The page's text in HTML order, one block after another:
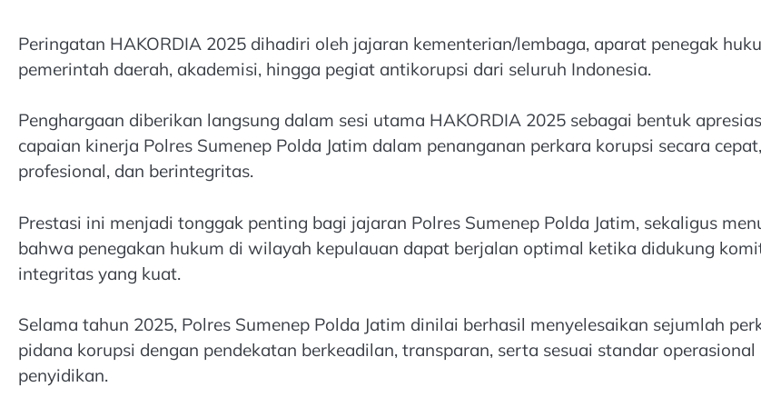
Peringatan HAKORDIA 2025 dihadiri oleh jajaran kementerian/lembaga, aparat penegak
pemerintah daerah, akademisi, hingga pegiat antikorupsi dari seluruh Indonesia.
Penghargaan diberikan langsung dalam sesi utama HAKORDIA 2025 sebagai bentuk
capaian kinerja Polres Sumenep Polda Jatim dalam penanganan perkara korupsi secara cepat,
profesional, dan berintegritas.
Prestasi ini menjadi tonggak penting bagi jajaran Polres Sumenep Polda Jatim, sekaligus
bahwa penegakan hukum di wilayah kepulauan dapat berjalan optimal ketika didukung
integritas yang kuat.
Selama tahun 2025, Polres Sumenep Polda Jatim dinilai berhasil menyelesaikan sejumlah
pidana korupsi dengan pendekatan berkeadilan, transparan, serta sesuai standar operasional
penyidikan.